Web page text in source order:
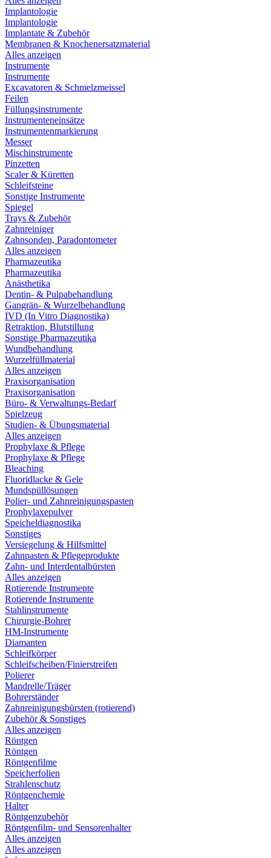
Implantologie
Implantologie
Implantate & Zubehör
Membranen & Knochenersatzmaterial
Alles anzeigen
Instrumente
Instrumente
Excavatoren & Schmelzmeissel
Feilen
Füllungsinstrumente
Instrumenteneinsätze
Instrumentenmarkierung
Messer
Mischinstrumente
Pinzetten
Scaler & Küretten
Schleifsteine
Sonstige Instrumente
Spiegel
Trays & Zubehör
Zahnreiniger
Zahnsonden, Paradontometer
Alles anzeigen
Pharmazeutika
Pharmazeutika
Anästhetika
Dentin- & Pulpabehandlung
Gangrän- & Wurzelbehandlung
IVD (In Vitro Diagnostika)
Retraktion, Blutstillung
Sonstige Pharmazeutika
Wundbehandlung
Wurzelfüllmaterial
Alles anzeigen
Praxisorganisation
Praxisorganisation
Büro- & Verwaltungs-Bedarf
Spielzeug
Studien- & Übungsmaterial
Alles anzeigen
Prophylaxe & Pflege
Prophylaxe & Pflege
Bleaching
Fluoridlacke & Gele
Mundspüllösungen
Polier- und Zahnreinigungspasten
Prophylaxepulver
Speicheldiagnostika
Sonstiges
Versiegelung & Hilfsmittel
Zahnpasten & Pflegeprodukte
Zahn- und Interdentalbürsten
Alles anzeigen
Rotierende Instrumente
Rotierende Instrumente
Stahlinstrumente
Chirurgie-Bohrer
HM-Instrumente
Diamanten
Schleifkörper
Schleifscheiben/Finierstreifen
Polierer
Mandrelle/Träger
Bohrerständer
Zahnreinigungsbürsten (rotierend)
Zubehör & Sonstiges
Alles anzeigen
Röntgen
Röntgen
Röntgenfilme
Speicherfolien
Strahlenschutz
Röntgenchemie
Halter
Röntgenzubehör
Röntgenfilm- und Sensorenhalter
Alles anzeigen
Alles anzeigen